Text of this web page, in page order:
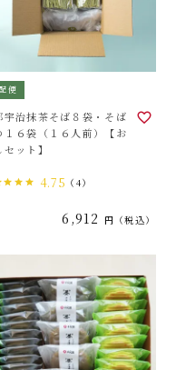
便
宇治抹茶そば８袋・そば
１６袋（１６人前）【お
ット】
4.75 （4）
6,912 税込